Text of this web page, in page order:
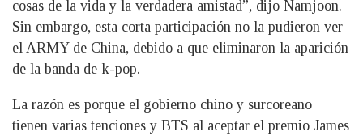
cosas de la vida y la verdadera amistad”, dijo Namjoon.
Sin embargo, esta corta participación no la pudieron ver
el ARMY de China, debido a que eliminaron la aparición
de la banda de k-pop.
La razón es porque el gobierno chino y surcoreano
tienen varias tenciones y BTS al aceptar el premio James